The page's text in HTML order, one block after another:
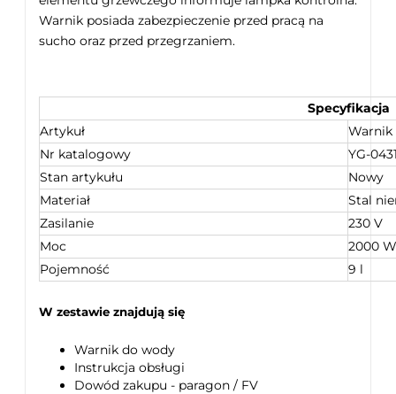
Warnik posiada zabezpieczenie przed pracą na
sucho oraz przed przegrzaniem.
Specyfikacja
Artykuł
Warnik
Nr katalogowy
YG-
Stan artykułu
Nowy
Materiał
Stal
Zasilanie
230 V
Moc
2000 W
Pojemność
9 l
W zestawie znajdują się
Warnik do wody
Instrukcja obsługi
Dowód zakupu - paragon / FV